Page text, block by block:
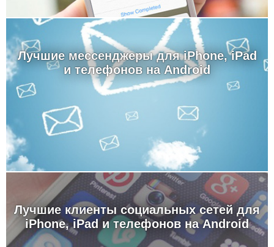
Лучшие мессенджеры для iPhone, iPad
и телефонов на Android
Лучшие клиенты социальных сетей для
iPhone, iPad и телефонов на Android